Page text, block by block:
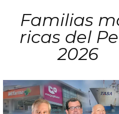
Familias
ricas del
2026